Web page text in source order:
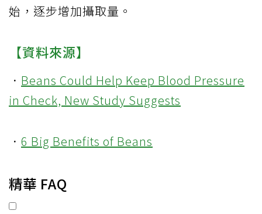
始，逐步增加攝取量。
【資料來源】
． Beans Could Help Keep Blood Pressure
in Check, New Study Suggests
． 6 Big Benefits of Beans
精華 FAQ